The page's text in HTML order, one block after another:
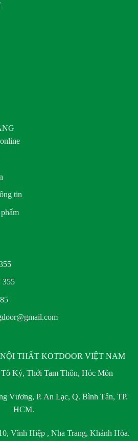
tin
355
THẤT KOTDOOR VIỆT NAM
Tô Ký, Thới Tam Thôn, Hóc Môn
Vương, P. An Lạc, Q. Bình Tân, TP.
HCM.
Vĩnh Hiệp , Nha Trang, Khánh Hòa.